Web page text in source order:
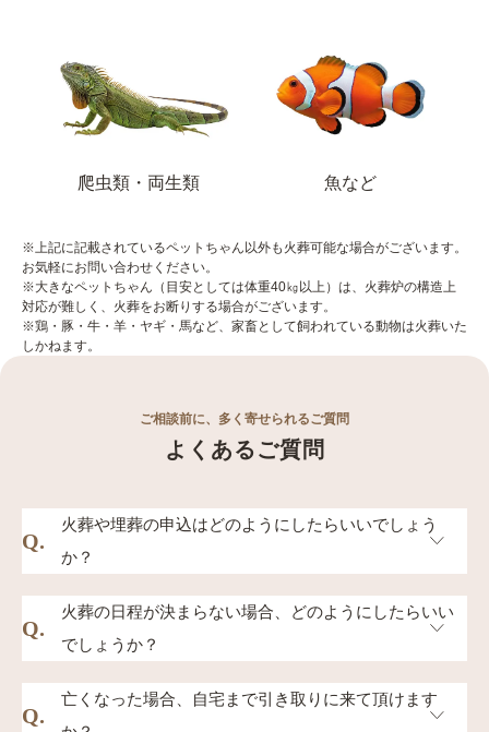
爬虫類・両生類 魚など
※上記に記載されているペットちゃん以外も火葬可能な場合がございます。
お気軽にお問い合わせください。
※大きなペットちゃん（目安としては体重40㎏以上）は、火葬炉の構造上
対応が難しく、火葬をお断りする場合がございます。
※鶏・豚・牛・羊・ヤギ・馬など、家畜として飼われている動物は火葬いた
しかねます。
ご相談前に、多く寄せられるご質問
よくあるご質問
Q.
火葬や埋葬の申込はどのようにしたらいいでしょう
か？
お電話にて承っております。（0120-03-4242）又は各
霊園直通電話までご連絡ください。ご要望の火葬や埋
談させて頂きます。
Q.
火葬の日程が決まらない場合、どのようにしたらいい
でしょうか？
出来るだけ涼しいお部屋に寝かせてあげてください。
Q.
亡くなった場合、自宅まで引き取りに来て頂けます